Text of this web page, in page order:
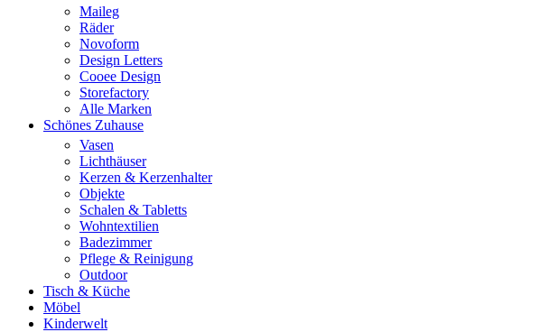
Maileg
Räder
Novoform
Design Letters
Cooee Design
Storefactory
Alle Marken
Schönes Zuhause
Vasen
Lichthäuser
Kerzen & Kerzenhalter
Objekte
Schalen & Tabletts
Wohntextilien
Badezimmer
Pflege & Reinigung
Outdoor
Tisch & Küche
Möbel
Kinderwelt